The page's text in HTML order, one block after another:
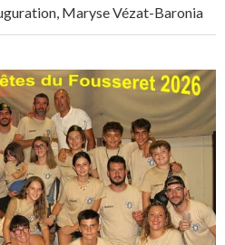
, Maryse Vézat-Baronia